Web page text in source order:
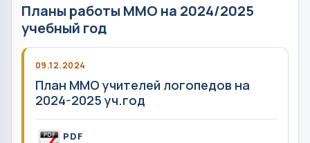
Планы работы ММО на 2024/2025
учебный год
09.12.2024
План ММО учителей логопедов на
2024-2025 уч.год
PDF